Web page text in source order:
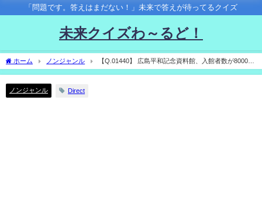
「問題です。答えはまだない！」未来で答えが待ってるクイズ
未来クイズわ～るど！
ホーム ノンジャンル
【Q.01440】 広島平和記念資料館、入館者数が8000万
人に到達する時期はいつ？
ノンジャンル Direct